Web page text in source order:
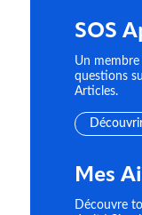
SOS
Un
questions
Articles.
Mes
Découvre